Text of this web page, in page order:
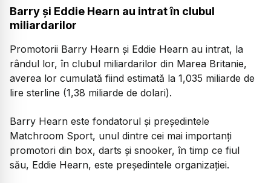
Barry și Eddie Hearn au intrat în clubul
miliardarilor
Promotorii Barry Hearn și Eddie Hearn au intrat, la
rândul lor, în clubul miliardarilor din Marea Britanie,
averea lor cumulată fiind estimată la 1,035 miliarde de
lire sterline (1,38 miliarde de dolari).
Barry Hearn este fondatorul și președintele
Matchroom Sport, unul dintre cei mai importanți
promotori din box, darts și snooker, în timp ce fiul
său, Eddie Hearn, este președintele organizației.